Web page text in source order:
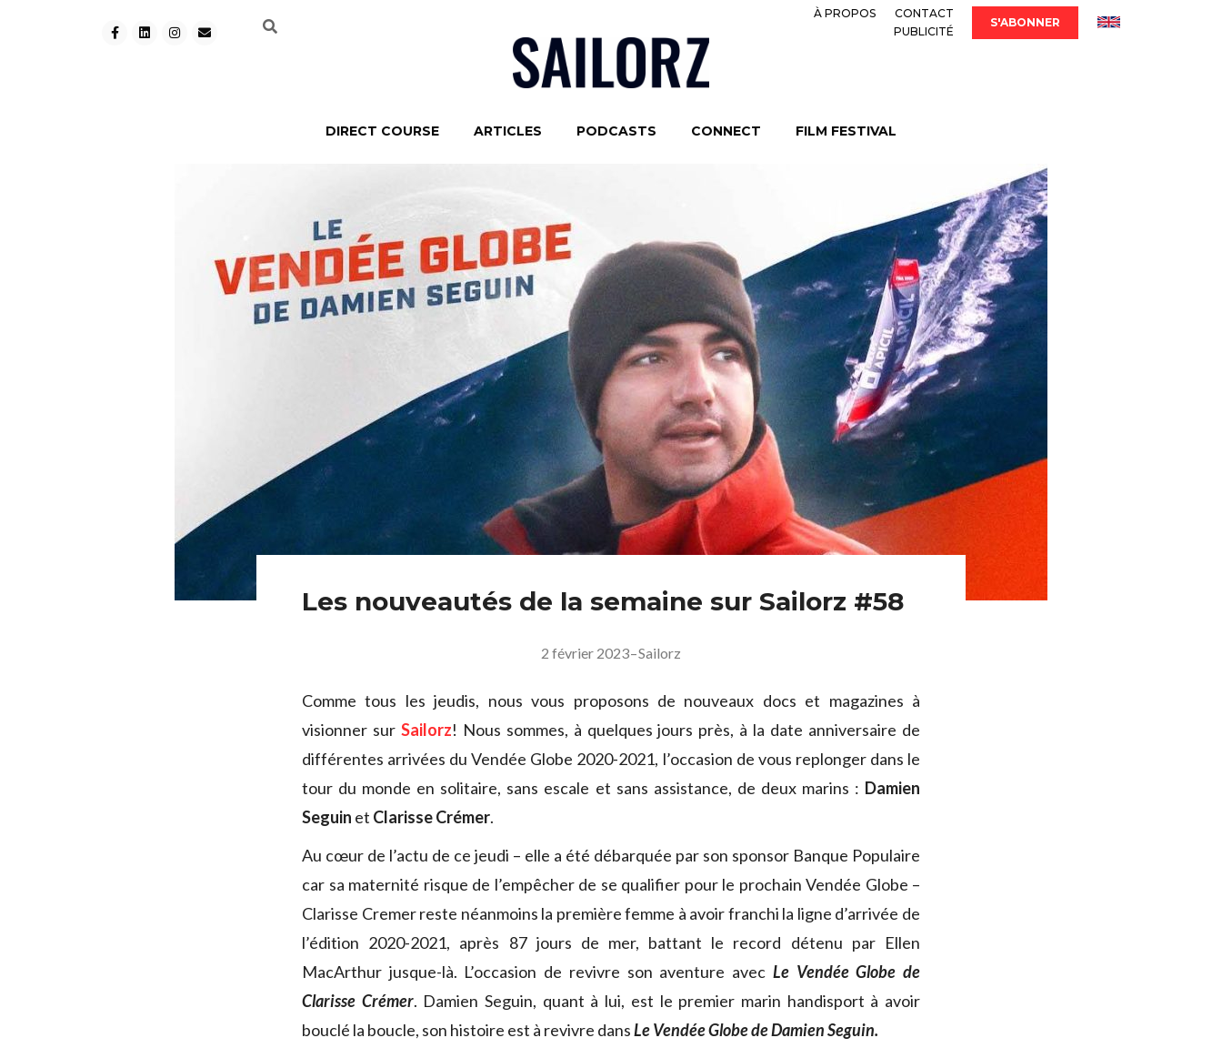
À PROPOS
CONTACT
PUBLICITÉ
S'ABONNER
DIRECT COURSE ARTICLES PODCASTS CONNECT FILM FESTIVAL
Les nouveautés de la semaine sur Sailorz #58
2 février 2023–Sailorz
Comme tous les jeudis, nous vous proposons de nouveaux docs et magazines à
visionner sur Sailorz! Nous sommes, à quelques jours près, à la date anniversaire de
différentes arrivées du Vendée Globe 2020-2021, l’occasion de vous replonger dans le
tour du monde en solitaire, sans escale et sans assistance, de deux marins : Damien
Seguin et Clarisse Crémer.
Au cœur de l’actu de ce jeudi – elle a été débarquée par son sponsor Banque Populaire
car sa maternité risque de l’empêcher de se qualifier pour le prochain Vendée Globe –
Clarisse Cremer reste néanmoins la première femme à avoir franchi la ligne d’arrivée de
l’édition 2020-2021, après 87 jours de mer, battant le record détenu par Ellen
MacArthur jusque-là. L’occasion de revivre son aventure avec Le Vendée Globe de
Clarisse Crémer. Damien Seguin, quant à lui, est le premier marin handisport à avoir
bouclé la boucle, son histoire est à revivre dansLe Vendée Globe de Damien Seguin.